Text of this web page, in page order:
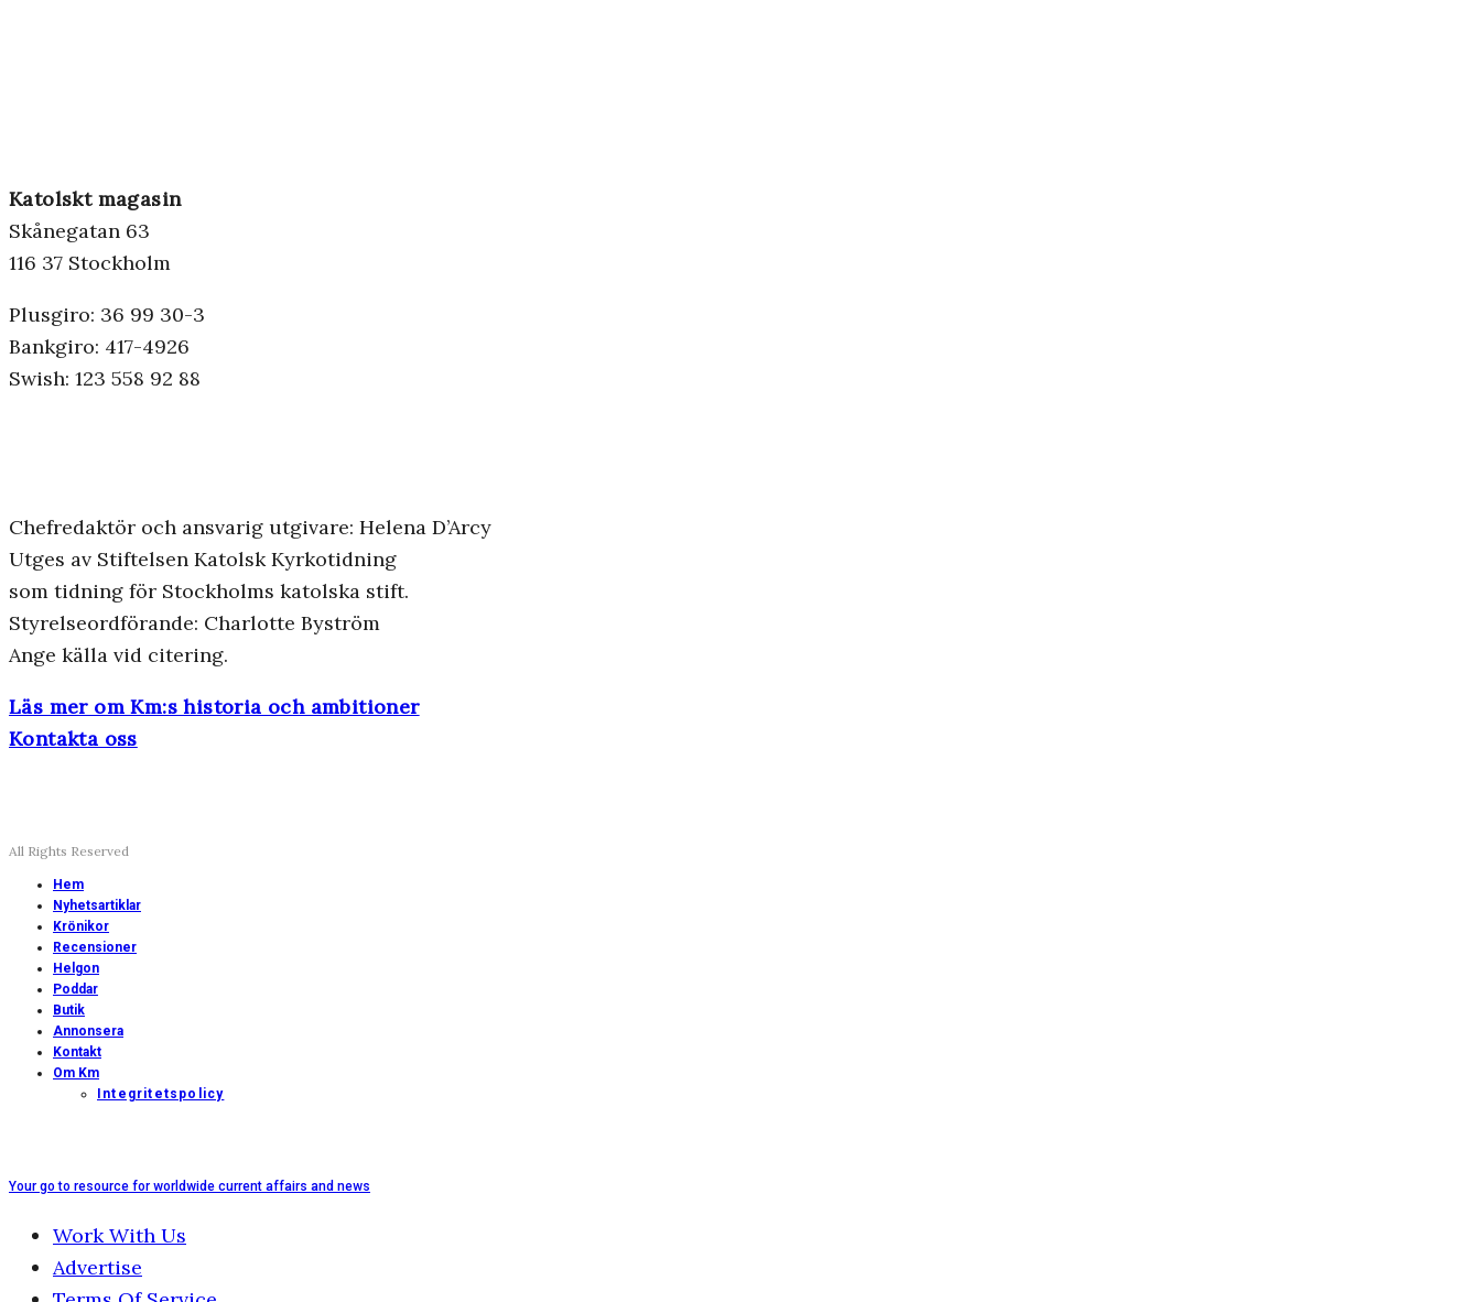
Katolskt magasin
Skånegatan 63
116 37 Stockholm
Plusgiro: 36 99 30-3
Bankgiro: 417-4926
Swish: 123 558 92 88
Chefredaktör och ansvarig utgivare: Helena D’Arcy
Utges av Stiftelsen Katolsk Kyrkotidning
som tidning för Stockholms katolska stift.
Styrelseordförande: Charlotte Byström
Ange källa vid citering.
Läs mer om Km:s historia och ambitioner
Kontakta oss
All Rights Reserved
Hem
Nyhetsartiklar
Krönikor
Recensioner
Helgon
Poddar
Butik
Annonsera
Kontakt
Om Km
Integritetspolicy
Your go to resource for worldwide current affairs and news
Work With Us
Advertise